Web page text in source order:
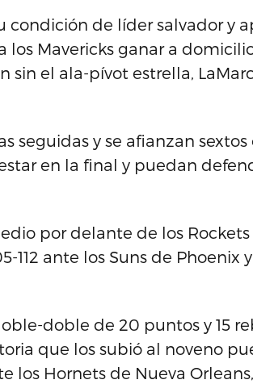
de líder salvador y
Mavericks ganar a
sin el ala-pívot estrella,
seguidas y se afianzan sextos
en la final y puedan
por delante de los
ante los Suns de Phoenix
doble de 20 puntos y 15
que los subió al noveno
los Hornets de Nueva